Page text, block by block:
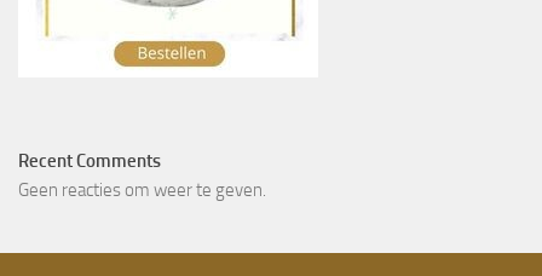
Recent Comments
Geen reacties om weer te geven.